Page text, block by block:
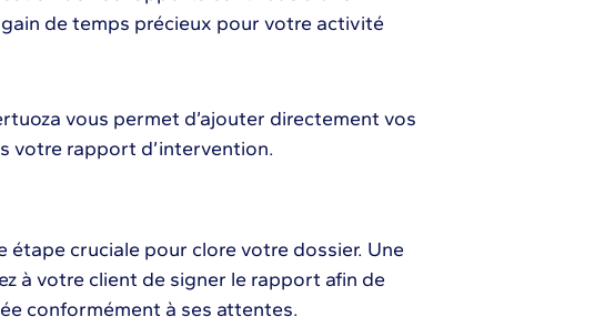
de temps précieux pour votre activité
vous permet d’ajouter directement vos
votre rapport d’intervention.
étape cruciale pour clore votre dossier. Une
à votre client de signer le rapport afin de
conformément à ses attentes.